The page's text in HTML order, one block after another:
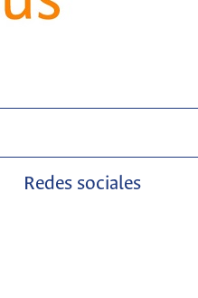
Redes sociales